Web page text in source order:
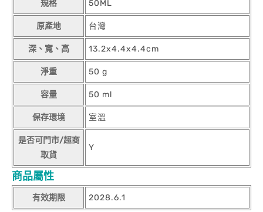
規格 50ML
原產地 台灣
深、寬、高 13.2x4.4x4.4cm
淨重 50 g
容量 50 ml
保存環境 室溫
是否可門市/超商
取貨
Y
商品屬性
有效期限 2028.6.1